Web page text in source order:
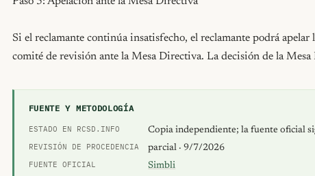
Si el reclamante continúa insatisfecho, el reclamante podrá
comité de revisión ante la Mesa Directiva. La decisión de la
FUENTE Y METODOLOGÍA
ESTADO EN RCSD.INFO
Copia independiente; la fuente oficial
REVISIÓN DE PROCEDENCIA parcial · 9/7/2026
FUENTE OFICIAL Simbli